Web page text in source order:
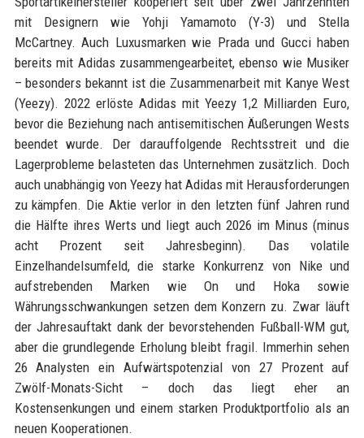
mit Designern wie Yohji Yamamoto (Y-3) und Stella
McCartney. Auch Luxusmarken wie Prada und Gucci haben
bereits mit Adidas zusammengearbeitet, ebenso wie Musiker
– besonders bekannt ist die Zusammenarbeit mit Kanye West
(Yeezy). 2022 erlöste Adidas mit Yeezy 1,2 Milliarden Euro,
bevor die Beziehung nach antisemitischen Äußerungen Wests
beendet wurde. Der darauffolgende Rechtsstreit und die
Lagerprobleme belasteten das Unternehmen zusätzlich. Doch
auch unabhängig von Yeezy hat Adidas mit Herausforderungen
zu kämpfen. Die Aktie verlor in den letzten fünf Jahren rund
die Hälfte ihres Werts und liegt auch 2026 im Minus (minus
acht Prozent seit Jahresbeginn). Das volatile
Einzelhandelsumfeld, die starke Konkurrenz von Nike und
aufstrebenden Marken wie On und Hoka sowie
Währungsschwankungen setzen dem Konzern zu. Zwar läuft
der Jahresauftakt dank der bevorstehenden Fußball-WM gut,
aber die grundlegende Erholung bleibt fragil. Immerhin sehen
26 Analysten ein Aufwärtspotenzial von 27 Prozent auf
Zwölf-Monats-Sicht – doch das liegt eher an
Kostensenkungen und einem starken Produktportfolio als an
neuen Kooperationen.